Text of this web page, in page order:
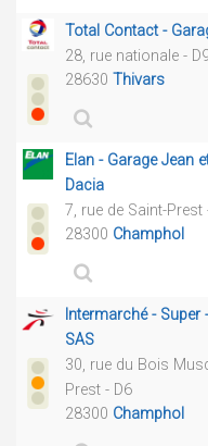
Total Contact -
28, rue nationale -
28630 Thivars
Elan - Garage Jean
Dacia
7, rue de Saint-Prest
28300 Champhol
Intermarché - Super
SAS
30, rue du Bois
Prest - D6
28300 Champhol